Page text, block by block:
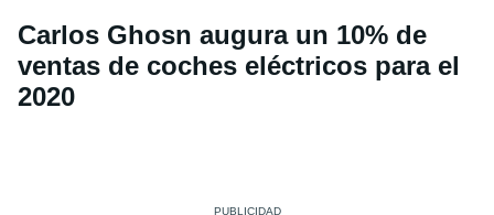
Carlos Ghosn augura un 10% de
ventas de coches eléctricos para el
2020